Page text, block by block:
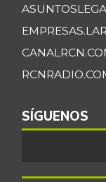
SÍGUENOS